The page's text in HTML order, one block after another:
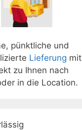
pünktliche und
Lieferung mit
zu Ihnen nach
in die Location.